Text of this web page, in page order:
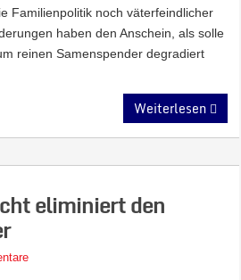
Familienpolitik noch väterfeindlicher
haben den Anschein, als solle
reinen Samenspender degradiert
Weiterlesen
eliminiert den